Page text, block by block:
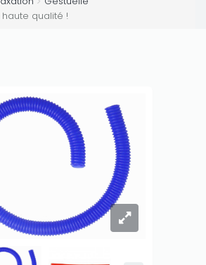
qualité !